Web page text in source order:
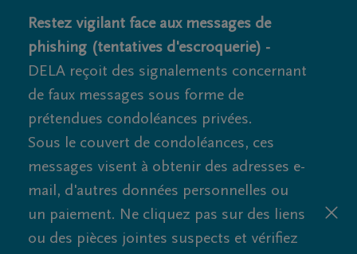
Restez vigilant face aux messages de
phishing (tentatives d'escroquerie) -
DELA reçoit des signalements concernant
de faux messages sous forme de
prétendues condoléances privées.
Sous le couvert de condoléances, ces
messages visent à obtenir des adresses e-
mail, d'autres données personnelles ou
un paiement. Ne cliquez pas sur des liens
ou des pièces jointes suspects et vérifiez